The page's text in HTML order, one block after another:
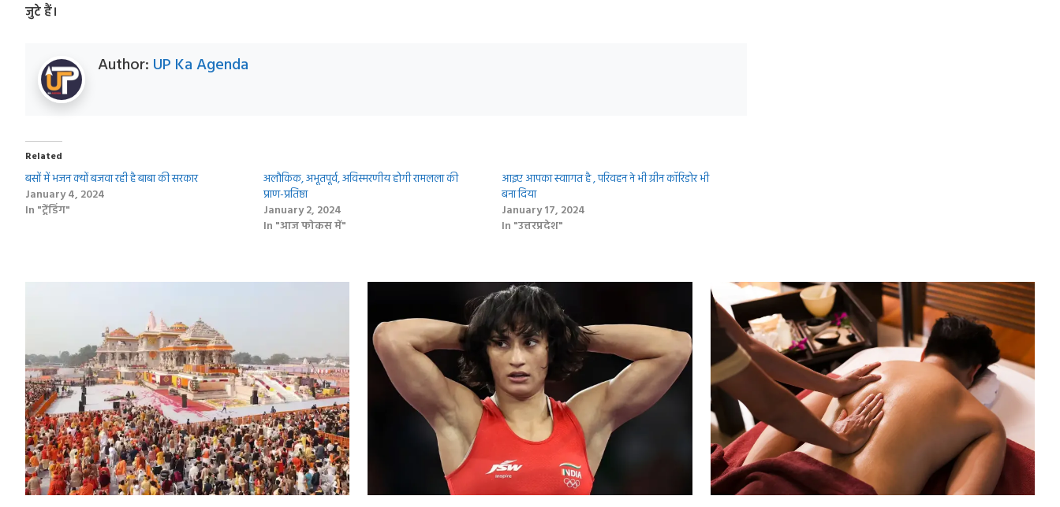
जुटे हैं।
Author: UP Ka Agenda
Related
बसों में भजन क्‍यों बजवा रही है बाबा की सरकार
January 4, 2024
In "ट्रेंडिंग"
अलौकिक, अभूतपूर्व, अविस्मरणीय होगी रामलला की
प्राण-प्रतिष्ठा
January 2, 2024
In "आज फोकस में"
आइए आपका स्‍वाागत है , परिवहन ने भी ग्रीन कॉरिडोर भी
बना दिया
January 17, 2024
In "उत्तरप्रदेश"